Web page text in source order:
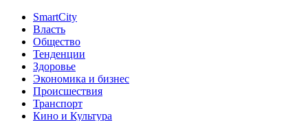
SmartCity
Власть
Общество
Тенденции
Здоровье
Экономика и бизнес
Происшествия
Транспорт
Кино и Культура